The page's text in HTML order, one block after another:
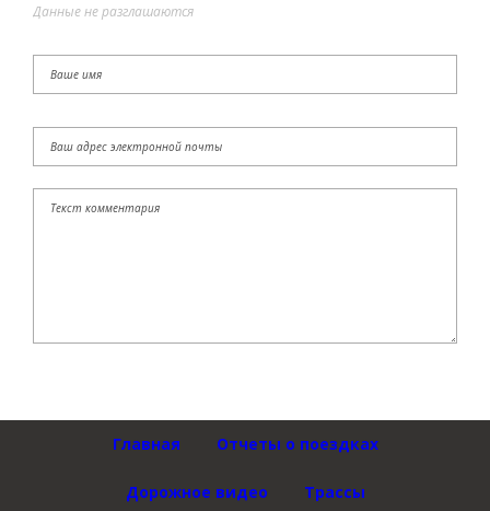
Данные не разглашаются
Главная Отчеты о поездках
Дорожное видео Трассы